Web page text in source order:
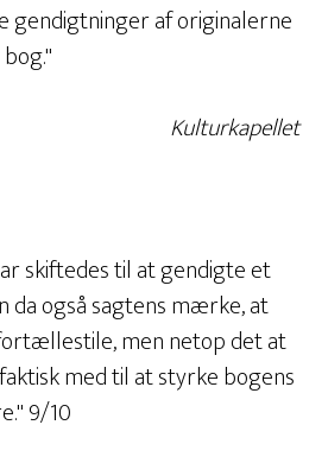
gendigtninger af originalerne
Kulturkapellet
skiftedes til at gendigte et
da også sagtens mærke, at
men netop det at
med til at styrke bogens
9/10